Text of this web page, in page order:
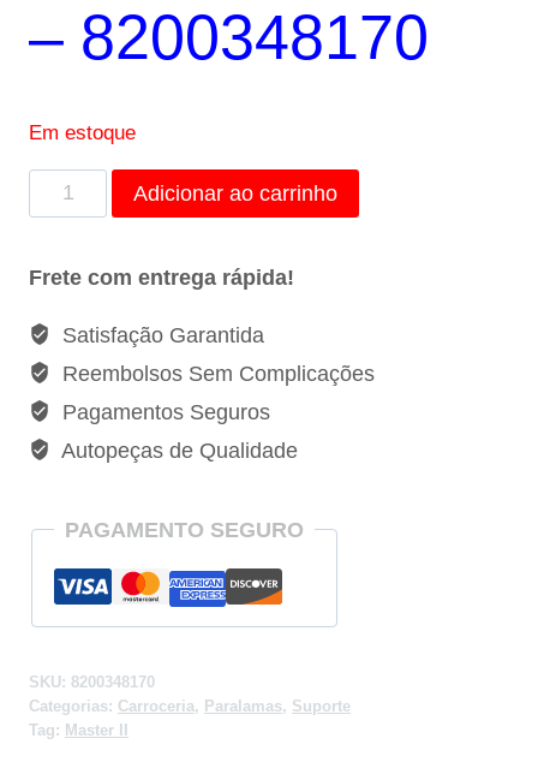
– 8200348170
Em estoque
Suporte
Paralama
Direito
Renault
Master
II
-
8200348170
Adicionar ao carrinho
Frete com entrega rápida!
Satisfação Garantida
Reembolsos Sem Complicações
Pagamentos Seguros
Autopeças de Qualidade
PAGAMENTO SEGURO
SKU: 8200348170
Categorias: Carroceria, Paralamas, Suporte
Tag: Master II